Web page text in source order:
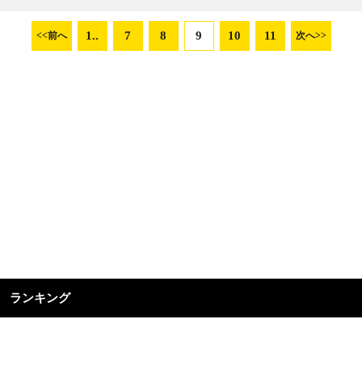
<<前へ 1.. 7 8 9 10 11 次へ>>
ランキング